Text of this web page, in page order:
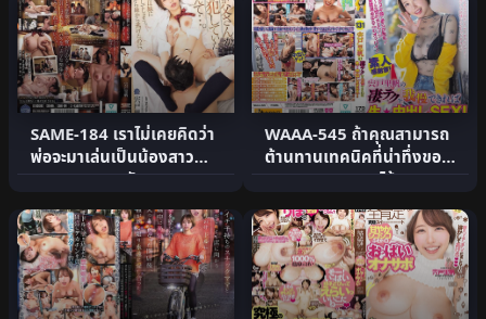
SAME-184 เราไม่เคยคิดว่า
พ่อจะมาเล่นเป็นน้องสาว
ของเราเลย… สัก.
WAAA-545 ถ้าคุณสามารถ
ต้านทานเทคนิคที่น่าทึ่งของ
Shishido Riho ได้ .